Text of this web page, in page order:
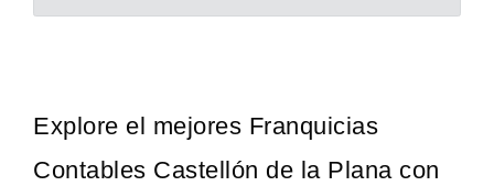
Explore el mejores Franquicias
Contables Castellón de la Plana con